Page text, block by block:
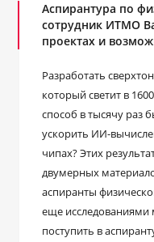
Аспирантура по
сотрудник ИТМО
проектах и
Разработать
который светит в
способ в тысячу раз
ускорить ИИ-
чипах? Этих
двумерных
аспиранты
еще исследованиями
поступить в